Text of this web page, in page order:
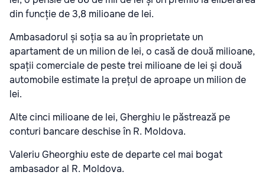
din funcție de 3,8 milioane de lei.
Ambasadorul și soția sa au în proprietate un
apartament de un milion de lei, o casă de două milioane,
spații comerciale de peste trei milioane de lei și două
automobile estimate la prețul de aproape un milion de
lei.
Alte cinci milioane de lei, Gherghiu le păstrează pe
conturi bancare deschise în R. Moldova.
Valeriu Gheorghiu este de departe cel mai bogat
ambasador al R. Moldova.